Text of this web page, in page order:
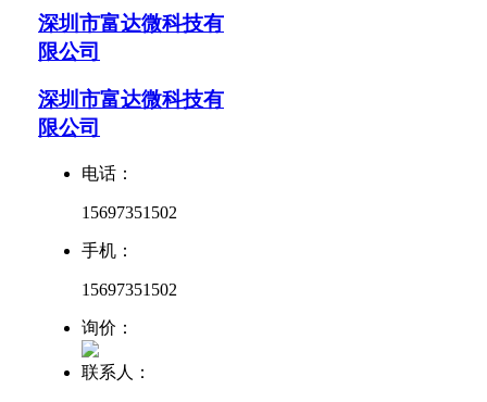
深圳市富达微科技有
限公司
深圳市富达微科技有
限公司
电话：
15697351502
手机：
15697351502
询价：
联系人：